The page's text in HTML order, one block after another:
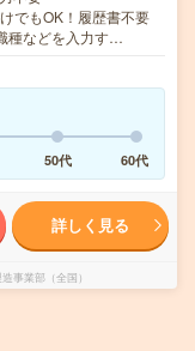
でもOK！履歴書不要
種などを入力す…
50代 60代
詳しく見る
事業部（全国）